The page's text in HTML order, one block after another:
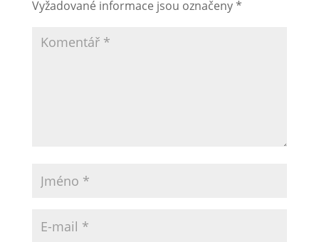
Vyžadované informace jsou označeny*